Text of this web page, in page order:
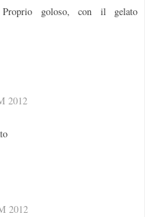
goloso, con il gelato
2012
2012